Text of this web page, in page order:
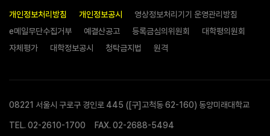
개인정보처리방침 개인정보공시
영상정보처리기기 운영관리방침
e메일무단수집거부
예결산공고 등록금심의위원회
대학평의원회
자체평가
대학정보공시 청탁금지법 원격
08221 서울시 구로구 경인로 445 ([구]고척동 62-160) 동양미래대학교
TEL. 02-2610-1700 FAX. 02-2688-5494